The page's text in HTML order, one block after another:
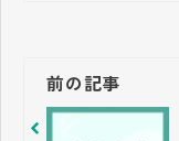
前の記事